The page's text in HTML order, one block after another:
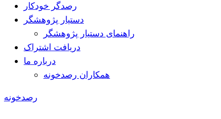
رصدگر خودکار
دستیار پژوهشگر
راهنمای دستیار پژوهشگر
دریافت اشتراک
درباره ما
همکاران رصدخونه
رصدخونه